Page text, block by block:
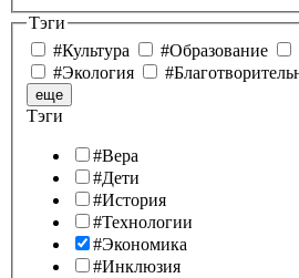
Тэги
#Культура
#Образование
#Экология
еще
Тэги
#Вера
#Дети
#История
#Технологии
#Экономика
#Инклюзия